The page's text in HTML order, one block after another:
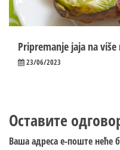
Pripremanje jaja na više
23/06/2023
Оставите
Ваша адреса е-поште неће